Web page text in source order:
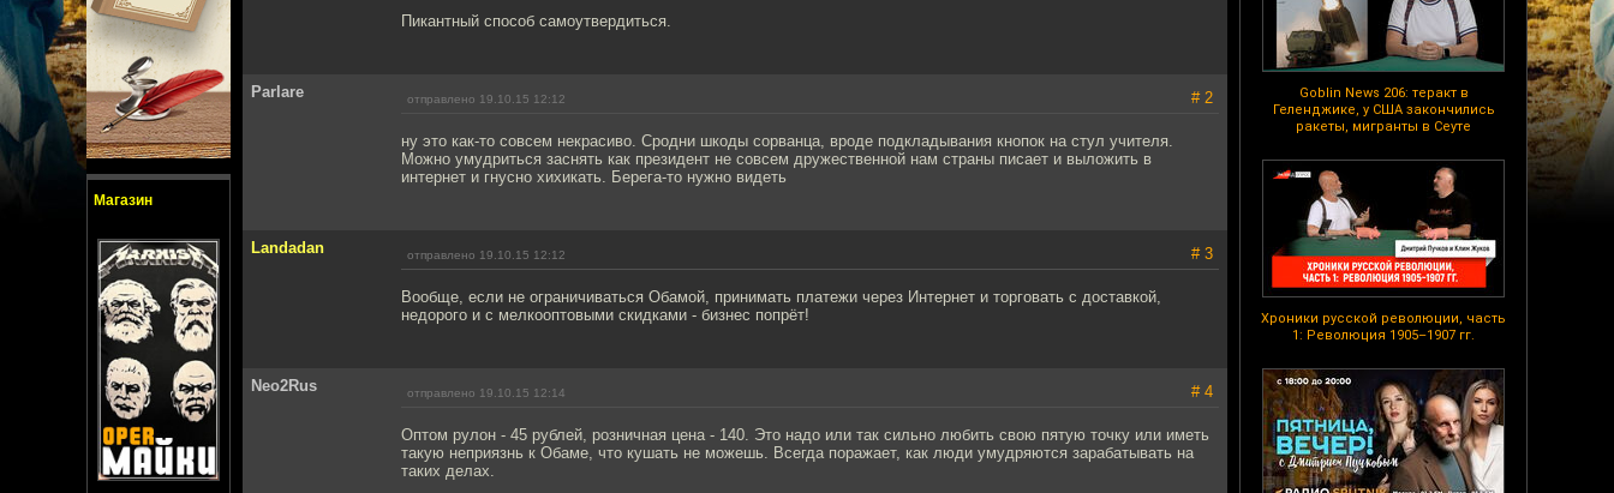
Магазин
Goblin News 206: теракт в
Геленджике, у США закончились
ракеты, мигранты в Сеуте
Хроники русской революции, часть
1: Революция 1905–1907 гг.
Пикантный способ самоутвердиться.
Parlare отправлено 19.10.15 12:12 # 2
ну это как-то совсем некрасиво. Сродни шкоды сорванца, вроде подкладывания кнопок на стул учителя.
Можно умудриться заснять как президент не совсем дружественной нам страны писает и выложить в
интернет и гнусно хихикать. Берега-то нужно видеть
Landadan отправлено 19.10.15 12:12 # 3
Вообще, если не ограничиваться Обамой, принимать платежи через Интернет и торговать с доставкой,
недорого и с мелкооптовыми скидками - бизнес попрёт!
Neo2Rus отправлено 19.10.15 12:14 # 4
Оптом рулон - 45 рублей, розничная цена - 140. Это надо или так сильно любить свою пятую точку или иметь
такую неприязнь к Обаме, что кушать не можешь. Всегда поражает, как люди умудряются зарабатывать на
таких делах.